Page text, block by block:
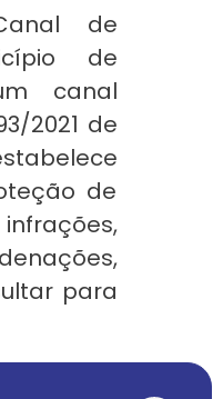
de
de
canal
2021 de
de
para